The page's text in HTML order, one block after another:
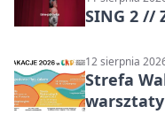
SING 2 //
12 sierpnia
Strefa